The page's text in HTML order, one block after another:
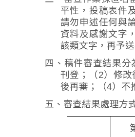
平性，投稿表件
請勿申述任何與
資料及感謝文字
該類文字，再予送
四、稿件審查結果分
刊登；（2）修改
後再審；（4）不
五、審查結果處理方